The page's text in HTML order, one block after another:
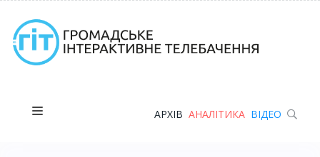
АРХІВ АНАЛІТИКА ВІДЕО